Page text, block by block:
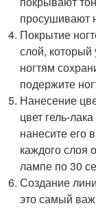
просушивают
Покрытие
слой,
ногтям
подержите
Нанесение
цвет гель-
нанесите его
каждого слоя
лампе по 30
Создание
это самый